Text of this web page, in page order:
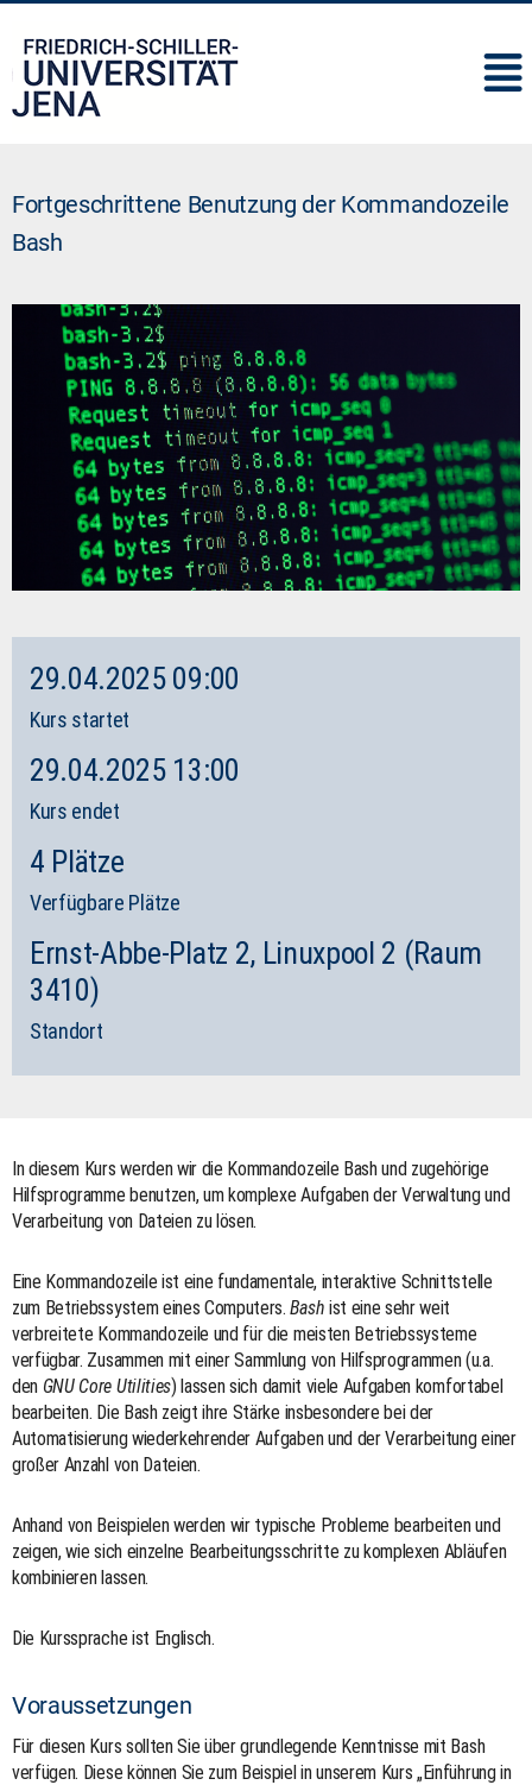
Fortgeschrittene Benutzung der Kommandozeile
Bash
29.04.2025 09:00
Kurs startet
29.04.2025 13:00
Kurs endet
4 Plätze
Verfügbare Plätze
Ernst-Abbe-Platz 2, Linuxpool 2 (Raum
3410)
Standort
In diesem Kurs werden wir die Kommandozeile Bash und zugehörige
Hilfsprogramme benutzen, um komplexe Aufgaben der Verwaltung und
Verarbeitung von Dateien zu lösen.
Eine Kommandozeile ist eine fundamentale, interaktive Schnittstelle
zum Betriebssystem eines Computers.Bash ist eine sehr weit
verbreitete Kommandozeile und für die meisten Betriebssysteme
verfügbar. Zusammen mit einer Sammlung von Hilfsprogrammen (u.a.
den GNU Core Utilities) lassen sich damit viele Aufgaben komfortabel
bearbeiten. Die Bash zeigt ihre Stärke insbesondere bei der
Automatisierung wiederkehrender Aufgaben und der Verarbeitung einer
großer Anzahl von Dateien.
Anhand von Beispielen werden wir typische Probleme bearbeiten und
zeigen, wie sich einzelne Bearbeitungsschritte zu komplexen Abläufen
kombinieren lassen.
Die Kurssprache ist Englisch.
Voraussetzungen
Für diesen Kurs sollten Sie über grundlegende Kenntnisse mit Bash
verfügen. Diese können Sie zum Beispiel in unserem Kurs „Einführung in